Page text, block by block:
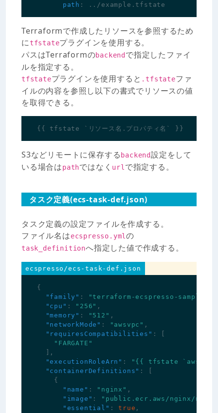
path : ../example.tfstate
Terraformで作成したリソースを参照するため
にtfstateプラグインを使用する。
パスはTerraformのbackend で指定したファイ
ルを指定する。
tfstateプラグインを使用すると .tfstateファ
イルの内容を参照し以下の書式でリソースの値
を取得できる。
{{ tfstate `リソース名.プロパティ名` }}
S3などリモートに保存する backend設定をして
いる場合はpathではなく url で指定する。
タスク定義(ecs-task-def.json)
タスク定義の設定ファイルを作成する。
ファイル名はecspresso.ymlの
task_definitionへ指定した値で作成する。
ecspresso/ecs-task-def.json
{
"family" : "terraform-ecspresso-sample"
"cpu" : "256" ,
"memory" : "512" ,
"networkMode" : "awsvpc" ,
"requiresCompatibilities" :
[
"FARGATE"
],
"executionRoleArn" :
"{{ tfstate
"containerDefinitions" :
[
{
"name" : "nginx" ,
"image" :
"public.ecr.aws/nginx/
"essential" : true ,